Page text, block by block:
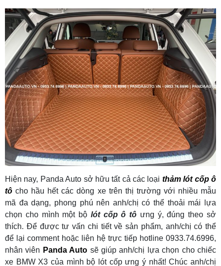
Hiện nay, Panda Auto sở hữu tất cả các loại thảm lót cốp ô
tô cho hầu hết các dòng xe trên thị trường với nhiều mẫu
mã đa dạng, phong phú nên anh/chị có thể thoải mái lựa
chọn cho mình một bộ lót cốp ô tô ưng ý, đúng theo sở
thích. Để được tư vấn chi tiết về sản phẩm, anh/chị có thể
để lại comment hoặc liên hệ trực tiếp hotline 0933.74.6996,
nhân viên Panda Auto sẽ giúp anh/chị lựa chọn cho chiếc
xe BMW X3 của mình bộ lót cốp ưng ý nhất! Chúc anh/chị